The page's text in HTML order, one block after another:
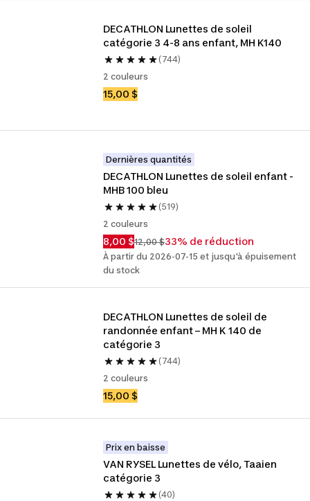
DECATHLON Lunettes de soleil
catégorie 3 4-8 ans enfant, MH K140
(744)
2 couleurs
15,00 $
Dernières quantités
DECATHLON Lunettes de soleil enfant -
MHB 100 bleu
(519)
2 couleurs
8,00 $12,00 $33% de réduction
À partir du 2026-07-15 et jusqu'à épuisement
du stock
DECATHLON Lunettes de soleil de
randonnée enfant – MH K 140 de
catégorie 3
(744)
2 couleurs
15,00 $
Prix en baisse
VAN RYSEL Lunettes de vélo, Taaien
catégorie 3
(40)